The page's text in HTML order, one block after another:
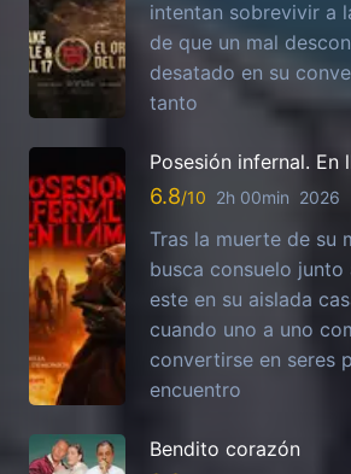
intentan sobrevivir a
de que un mal
desatado en su
tanto
Posesión infernal. En
6.8 2h 00min 2026
Tras la muerte de su
busca consuelo
este en su aislada
cuando uno a uno
convertirse en seres
encuentro
Bendito corazón